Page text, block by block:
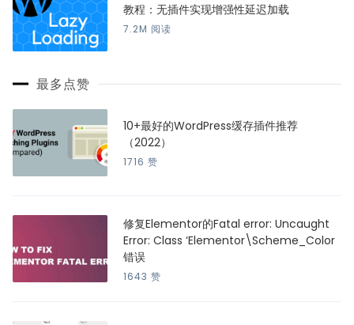
教程：无插件实现增强性延迟加载
7.2M 阅读
最多点赞
10+最好的WordPress缓存插件推荐
（2022）
1716 赞
修复Elementor的Fatal error: Uncaught
Error: Class ‘Elementor\Scheme_Color
错误
1643 赞